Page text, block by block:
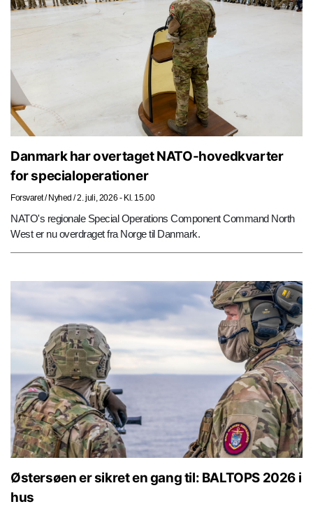
Danmark har overtaget NATO-hovedkvarter
for specialoperationer
Forsvaret/ Nyhed /2. juli, 2026 - Kl. 15.00
NATO's regionale Special Operations Component Command North
West er nu overdraget fra Norge til Danmark.
Østersøen er sikret en gang til: BALTOPS 2026 i
hus